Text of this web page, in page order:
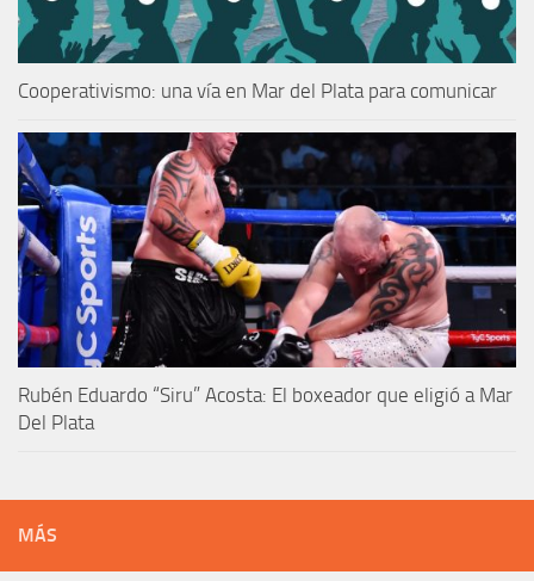
Cooperativismo: una vía en Mar del Plata para comunicar
Rubén Eduardo “Siru” Acosta: El boxeador que eligió a Mar
Del Plata
MÁS